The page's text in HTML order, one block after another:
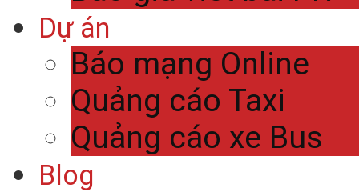
Dự án
Báo mạng Online
Quảng cáo Taxi
Quảng cáo xe Bus
Blog